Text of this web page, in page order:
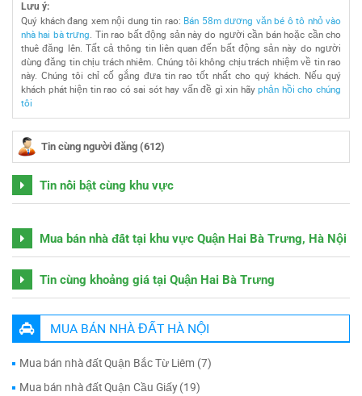
Lưu ý:
Quý khách đang xem nội dung tin rao: Bán 58m dương văn bé ô tô nhỏ vào
nhà hai bà trưng. Tin rao bất động sản này do người cần bán hoặc cần cho
thuê đăng lên. Tất cả thông tin liên quan đến bất động sản này do người
dùng đăng tin chịu trách nhiêm. Chúng tôi không chịu trách nhiệm về tin rao
này. Chúng tôi chỉ cố gắng đưa tin rao tốt nhất cho quý khách. Nếu quý
khách phát hiện tin rao có sai sót hay vấn đề gì xin hãyphản hồi cho chúng
tôi
Tin cùng người đăng (612)
Tin nổi bật cùng khu vực
Mua bán nhà đất tại khu vực Quận Hai Bà Trưng, Hà Nội
Tin cùng khoảng giá tại Quận Hai Bà Trưng
MUA BÁN NHÀ ĐẤT HÀ NỘI
Mua bán nhà đất Quận Bắc Từ Liêm (7)
Mua bán nhà đất Quận Cầu Giấy (19)